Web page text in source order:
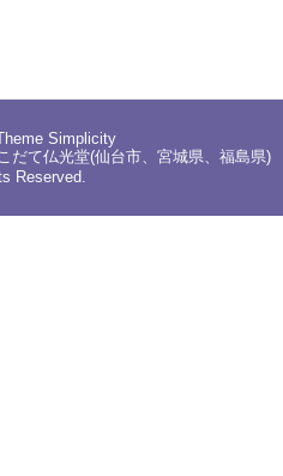
Simplicity
だて仏光堂(仙台市、宮城県、福島県)
Reserved.